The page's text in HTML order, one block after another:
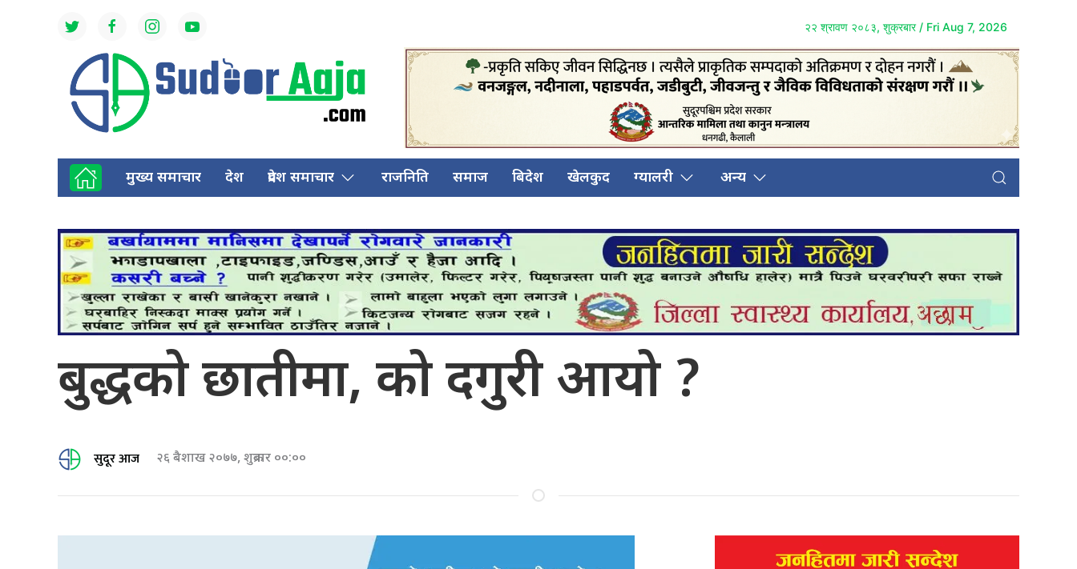
२२ श्रावण २०८३, शुक्रबार / Fri Aug 7, 2026
मुख्य समाचार देश प्रदेश समाचार राजनिति समाज बिदेश खेलकुद ग्यालरी अन्य
बुद्धको छातीमा, को दगुरी आयो ?
सुदूर आज २६ बैशाख २०७७, शुक्रबार ००:००